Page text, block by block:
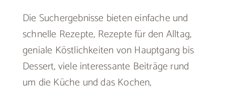
Die Suchergebnisse bieten einfache und
schnelle Rezepte, Rezepte für den Alltag,
geniale Köstlichkeiten von Hauptgang bis
Dessert, viele interessante Beiträge rund
um die Küche und das Kochen,